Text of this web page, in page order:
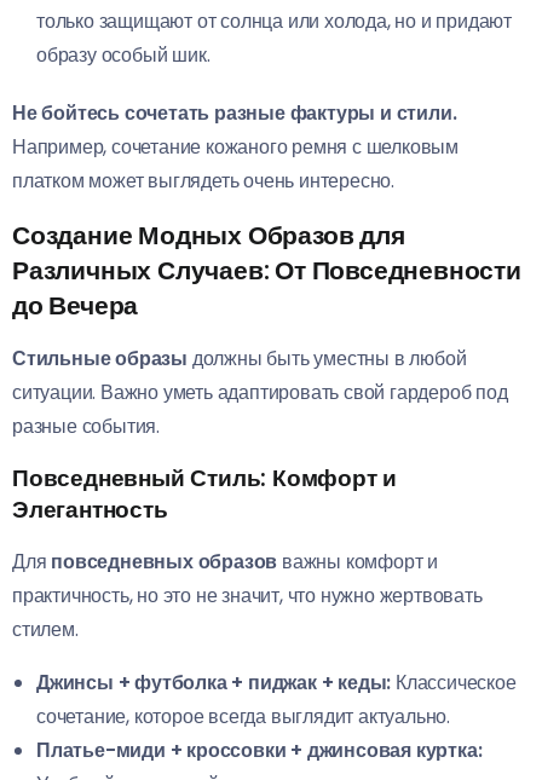
только защищают от солнца или холода, но и придают
образу особый шик.
Не бойтесь сочетать разные фактуры и стили.
Например, сочетание кожаного ремня с шелковым
платком может выглядеть очень интересно.
Создание Модных Образов для
Различных Случаев: От Повседневности
до Вечера
Стильные образы должны быть уместны в любой
ситуации. Важно уметь адаптировать свой гардероб под
разные события.
Повседневный Стиль: Комфорт и
Элегантность
Для повседневных образов важны комфорт и
практичность, но это не значит, что нужно жертвовать
стилем.
Джинсы + футболка + пиджак + кеды: Классическое
сочетание, которое всегда выглядит актуально.
Платье-миди + кроссовки + джинсовая куртка: